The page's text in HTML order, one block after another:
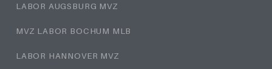
LABOR AUGSBURG MVZ
MVZ LABOR BOCHUM MLB
LABOR HANNOVER MVZ